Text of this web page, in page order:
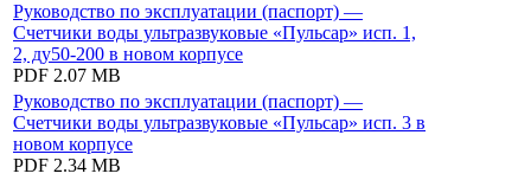
Руководство по эксплуатации (паспорт) —
Счетчики воды ультразвуковые «Пульсар» исп. 1,
2, ду50-200 в новом корпусе
PDF 2.07 MB
Руководство по эксплуатации (паспорт) —
Счетчики воды ультразвуковые «Пульсар» исп. 3 в
новом корпусе
PDF 2.34 MB